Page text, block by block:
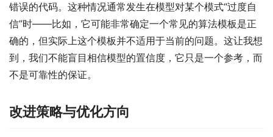
错误的代码。这种情况通常发生在模型对某个模式“过度自
信”时——比如，它可能非常确定一个常见的算法模板是正
确的，但实际上这个模板并不适用于当前的问题。这让我想
到，我们不能盲目相信模型的置信度，它只是一个参考，而
不是可靠性的保证。
改进策略与优化方向